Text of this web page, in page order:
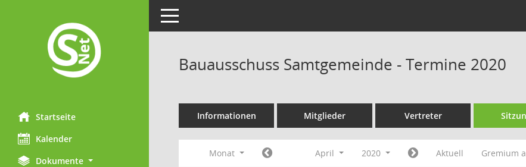
Startseite
Kalender
Dokumente
Toggle navigation
Bauausschuss Samtgemeinde - Termine 2020
Informationen Mitglieder Vertreter
Monat April 2020 Aktuell Gremium